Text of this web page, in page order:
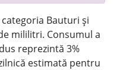
Bauturi și
mililitri. Consumul a
reprezintă 3%
estimată pentru